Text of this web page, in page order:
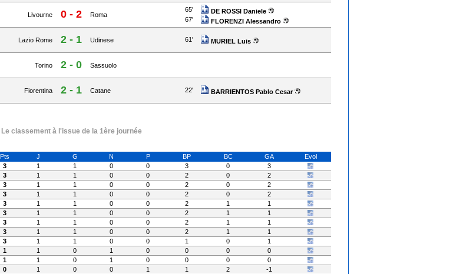
Livourne 0 - 2 Roma
65'
DE ROSSI Daniele
67'
FLORENZI Alessandro
Lazio Rome 2 - 1 Udinese 61' MURIEL Luis
Torino 2 - 0 Sassuolo
Fiorentina 2 - 1 Catane 22' BARRIENTOS Pablo Cesar
Le classement à l'issue de la 1ère journée
Pts J G N P BP BC GA
Evol
3 1 1 0 0 3 0
3
3 1 1 0 0 2 0
2
3 1 1 0 0 2 0
2
3 1 1 0 0 2 0
2
3 1 1 0 0 2 1
1
3 1 1 0 0 2 1
1
3 1 1 0 0 2 1
1
3 1 1 0 0 2 1
1
3 1 1 0 0 1 0
1
1 1 0 1 0 0 0
0
1 1 0 1 0 0 0
0
0 1 0 0 1 1 2
-1